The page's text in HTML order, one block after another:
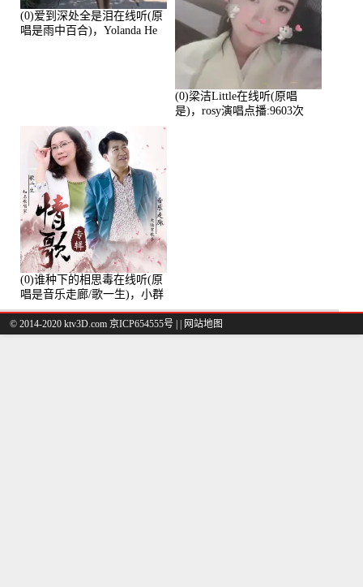
(0)爱到深处全是泪在线听(原
唱是雨中百合)，Yolanda He
(0)梁洁Little在线听(原唱
是)，rosy演唱点播:9603次
(0)谁种下的相思毒在线听(原
唱是音乐走廊/歌一生)，小群
演唱点播:8975次
© 2014-2020 ktv3D.com 京ICP654555号 | | 网站地图